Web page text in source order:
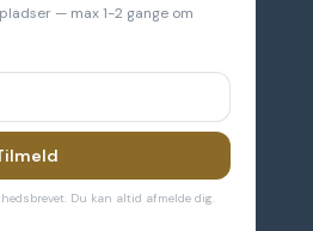
— max 1-2 gange om
Du kan altid afmelde dig.